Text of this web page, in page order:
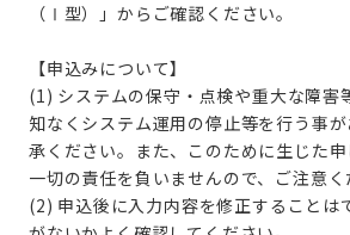
（Ⅰ型）」からご確認ください。
【申込みについて】
(1) システムの保守・点検や重大な障害
知なくシステム運用の停止等を行う事
承ください。また、このために生じた
一切の責任を負いませんので、ご注意く
(2) 申込後に入力内容を修正することは